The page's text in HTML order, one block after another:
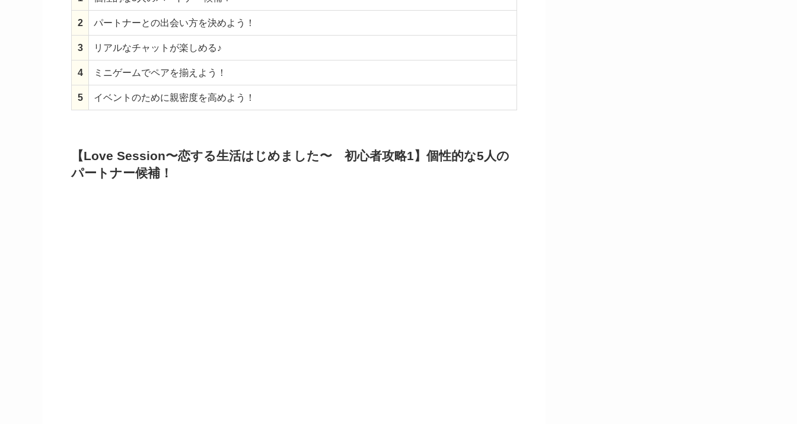
2 パートナーとの出会い方を決めよう！
3 リアルなチャットが楽しめる♪
4 ミニゲームでペアを揃えよう！
5 イベントのために親密度を高めよう！
【Love Session〜恋する生活はじめました〜 初心者攻略1】個性的な5人の
パートナー候補！